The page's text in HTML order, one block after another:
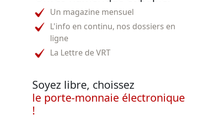
Un magazine mensuel
L'info en continu, nos dossiers en
ligne
La Lettre de VRT
Soyez libre, choissez
le porte-monnaie électronique
!